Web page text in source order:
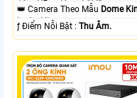
10m Hồng Ngoại SMD.
👑 Camera Theo Mẫu Dome
loại + Nhựa.
️ƒ Điểm Nỗi Bật :Thu Âm.